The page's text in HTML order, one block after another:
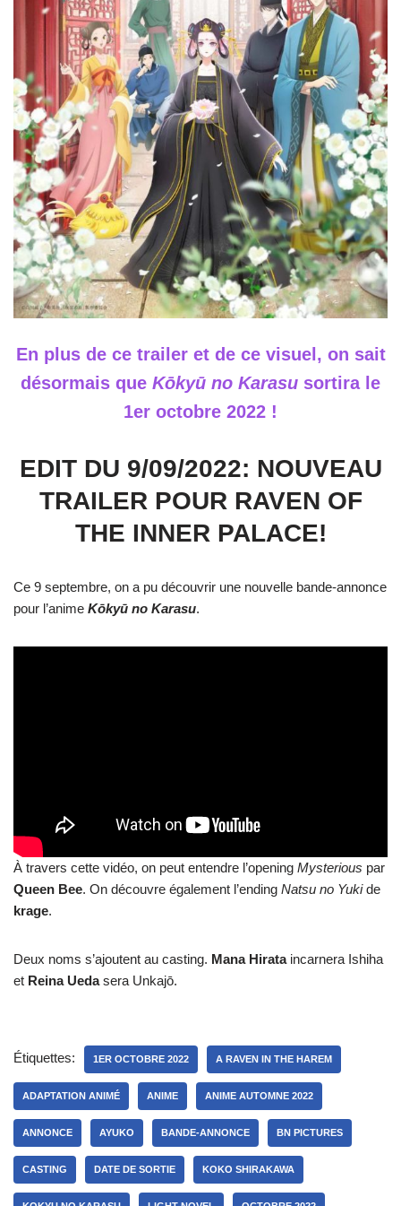
En plus de ce trailer et de ce visuel, on sait
désormais que Kōkyū no Karasu sortira le
1er octobre 2022 !
EDIT DU 9/09/2022: NOUVEAU
TRAILER POUR RAVEN OF
THE INNER PALACE!
Ce 9 septembre, on a pu découvrir une nouvelle bande-annonce
pour l’anime Kōkyū no Karasu.
À travers cette vidéo, on peut entendre l’opening Mysterious par
Queen Bee. On découvre également l’ending Natsu no Yukide
krage.
Deux noms s’ajoutent au casting. Mana Hirataincarnera Ishiha
et Reina Uedasera Unkajō.
Étiquettes: 1ER OCTOBRE 2022 A RAVEN IN THE HAREM
ADAPTATION ANIMÉ ANIME ANIME AUTOMNE 2022
ANNONCE AYUKO BANDE-ANNONCE BN PICTURES
CASTING DATE DE SORTIE KOKO SHIRAKAWA